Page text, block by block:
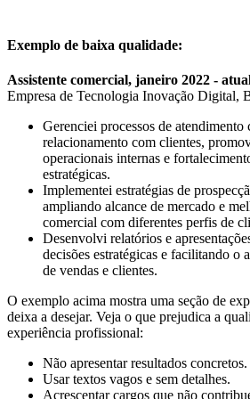
Exemplo de baixa qualidade:
Assistente comercial, janeiro 2022 -
Empresa de Tecnologia Inovação Digital,
Gerenciei processos de atendimento
relacionamento com clientes,
operacionais internas e
estratégicas.
Implementei estratégias de
ampliando alcance de mercado e
comercial com diferentes perfis de
Desenvolvi relatórios e
decisões estratégicas e facilitando o
de vendas e clientes.
O exemplo acima mostra uma seção de
deixa a desejar. Veja o que prejudica a
experiência profissional:
Não apresentar resultados concretos.
Usar textos vagos e sem detalhes.
Acrescentar cargos que não